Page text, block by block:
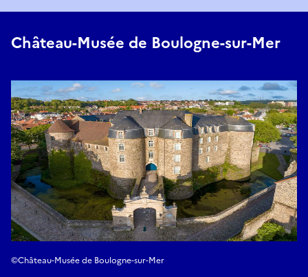
Château-Musée de Boulogne-sur-Mer
©Château-Musée de Boulogne-sur-Mer